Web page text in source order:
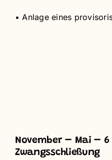
• Anlage eines
November – Mai –
Zwangsschließung